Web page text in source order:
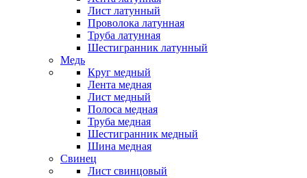
Лист латунный
Проволока латунная
Труба латунная
Шестигранник латунный
Медь
Круг медный
Лента медная
Лист медный
Полоса медная
Труба медная
Шестигранник медный
Шина медная
Свинец
Лист свинцовый